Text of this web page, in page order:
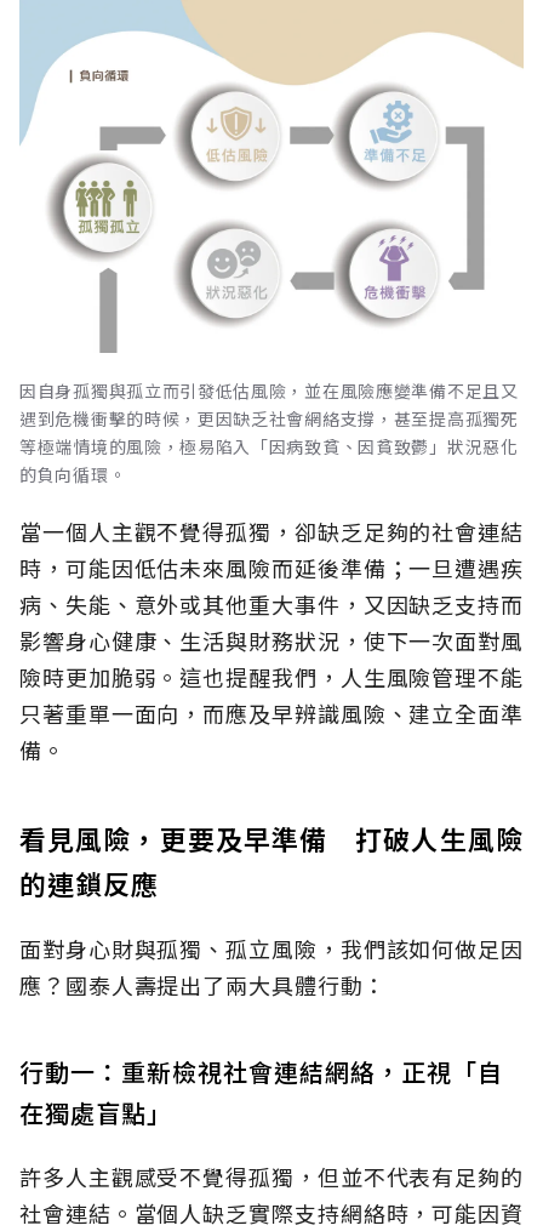
因自身孤獨與孤立而引發低估風險，並在風險應變準備不足且又
遇到危機衝擊的時候，更因缺乏社會網絡支撐，甚至提高孤獨死
等極端情境的風險，極易陷入「因病致貧、因貧致鬱」狀況惡化
的負向循環。
當一個人主觀不覺得孤獨，卻缺乏足夠的社會連結
時，可能因低估未來風險而延後準備；一旦遭遇疾
病、失能、意外或其他重大事件，又因缺乏支持而
影響身心健康、生活與財務狀況，使下一次面對風
險時更加脆弱。這也提醒我們，人生風險管理不能
只著重單一面向，而應及早辨識風險、建立全面準
備。
看見風險，更要及早準備 打破人生風險
的連鎖反應
面對身心財與孤獨、孤立風險，我們該如何做足因
應？國泰人壽提出了兩大具體行動：
行動一：重新檢視社會連結網絡，正視「自
在獨處盲點」
許多人主觀感受不覺得孤獨，但並不代表有足夠的
社會連結。當個人缺乏實際支持網絡時，可能因資